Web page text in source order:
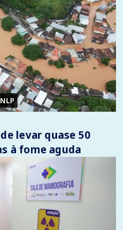
levar quase 50
à fome aguda